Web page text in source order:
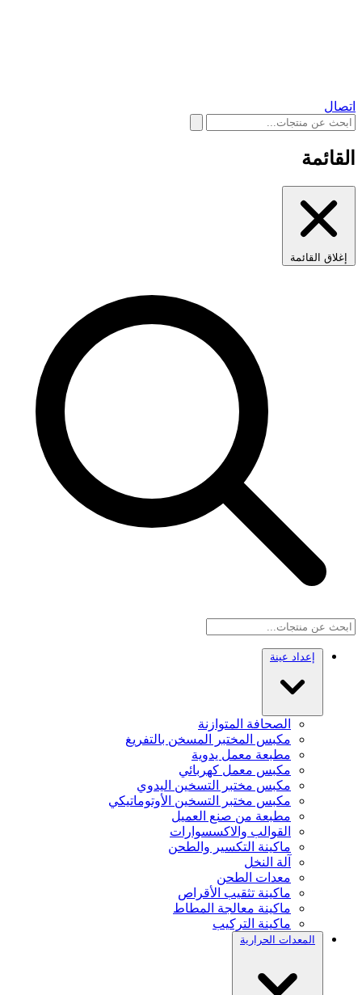
اتصال
القائمة
إغلاق القائمة
إعداد عينة
الصحافة المتوازنة
مكبس المختبر المسخن بالتفريغ
مطبعة معمل يدوية
مكبس معمل كهربائي
مكبس مختبر التسخين اليدوي
مكبس مختبر التسخين الأوتوماتيكي
مطبعة من صنع العميل
القوالب والاكسسوارات
ماكينة التكسير والطحن
آلة النخل
معدات الطحن
ماكينة تثقيب الأقراص
ماكينة معالجة المطاط
ماكينة التركيب
المعدات الحرارية